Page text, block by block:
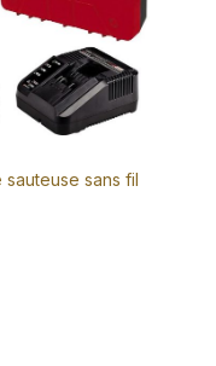
sauteuse sans fil